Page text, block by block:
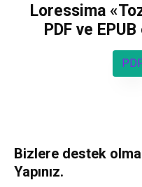
Loressima
PDF ve
Bizlere destek
Yapınız.